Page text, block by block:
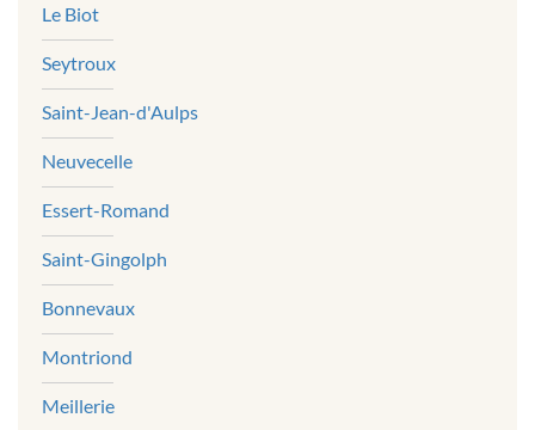
Le Biot
Seytroux
Saint-Jean-d'Aulps
Neuvecelle
Essert-Romand
Saint-Gingolph
Bonnevaux
Montriond
Meillerie